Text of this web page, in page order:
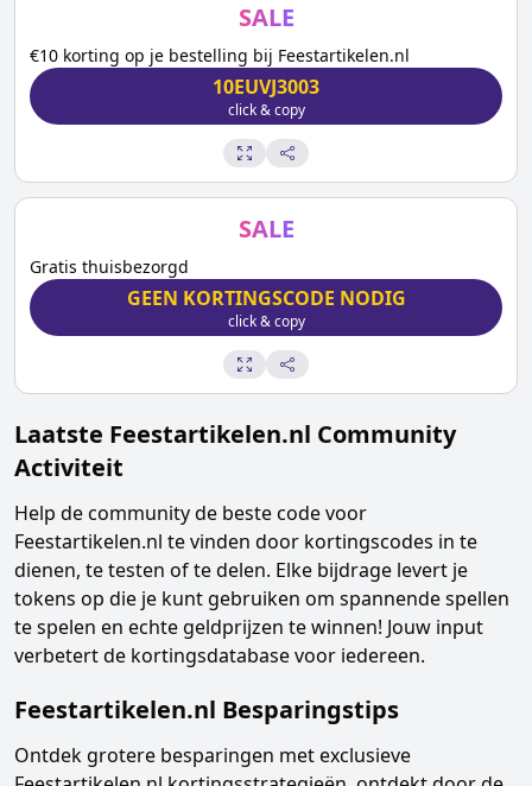
SALE
€10 korting op je bestelling bij Feestartikelen.nl
10EUVJ3003
click & copy
SALE
Gratis thuisbezorgd
GEEN KORTINGSCODE NODIG
click & copy
Laatste Feestartikelen.nl Community
Activiteit
Help de community de beste code voor
Feestartikelen.nl te vinden door kortingscodes in te
dienen, te testen of te delen. Elke bijdrage levert je
tokens op die je kunt gebruiken om spannende spellen
te spelen en echte geldprijzen te winnen! Jouw input
verbetert de kortingsdatabase voor iedereen.
Feestartikelen.nl Besparingstips
Ontdek grotere besparingen met exclusieve